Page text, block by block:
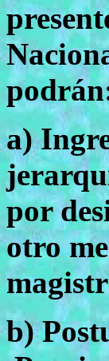
a)
por
otro
b)